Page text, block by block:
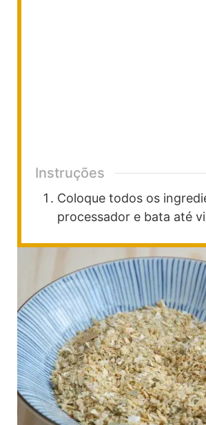
Instruções
Coloque todos os
processador e bata até